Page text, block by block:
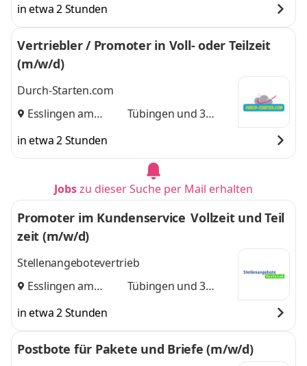
in etwa 2 Stunden
Vertriebler / Promoter in Voll- oder Teilzeit
(m/w/d)
Durch-Starten.com
Esslingen am
Tübingen und 3
in etwa 2 Stunden
Jobszu dieser Suche per Mail erhalten
Promoter im Kundenservice Vollzeit und Teil
zeit (m/w/d)
Stellenangebotevertrieb
Esslingen am
Tübingen und 3
in etwa 2 Stunden
Postbote für Pakete und Briefe (m/w/d)